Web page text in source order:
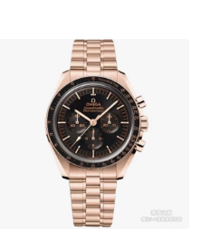
我們取得聯繫，將您感
格。
顏色、配件等細節，如
要排單，我們也會事先
預留貨品，餘款在出貨